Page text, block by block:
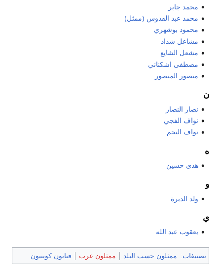
محمد جابر
محمد عبد القدوس (ممثل)
محمود بوشهري
مشاعل شداد
مشعل الشايع
مصطفى اشكناني
منصور المنصور
ن
نصار النصار
نواف الفجي
نواف النجم
ه
هدى حسين
و
ولد الديرة
ي
يعقوب عبد الله
تصنيفات: ممثلون حسب البلد ممثلون عرب فنانون كويتيون